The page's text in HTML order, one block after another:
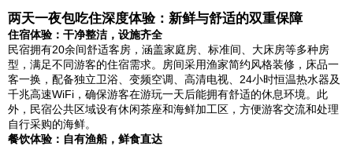
两天一夜包吃住深度体验：新鲜与舒适的双重保障
住宿体验：干净整洁，设施齐全
民宿拥有20余间舒适客房，涵盖家庭房、标准间、大床房等多种房
型，满足不同游客的住宿需求。房间采用渔家简约风格装修，床品一
客一换，配备独立卫浴、变频空调、高清电视、24小时恒温热水器及
千兆高速WiFi，确保游客在游玩一天后能拥有舒适的休息环境。此
外，民宿公共区域设有休闲茶座和海鲜加工区，方便游客交流和处理
自行采购的海鲜。
餐饮体验：自有渔船，鲜食直达